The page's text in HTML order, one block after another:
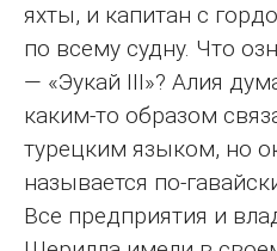
яхты, и капитан с
по всему судну. Что
— «Эукай III»? Алия
каким-то образом
турецким языком, но
называется по-
Все предприятия и